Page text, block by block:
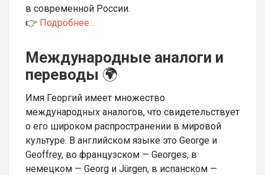
в современной России.
👉 Подробнее...
Международные аналоги и
переводы 🌍
Имя Георгий имеет множество
международных аналогов, что свидетельствует
о его широком распространении в мировой
культуре. В английском языке это George и
Geoffrey, во французском — Georges, в
немецком — Georg и Jürgen, в испанском —